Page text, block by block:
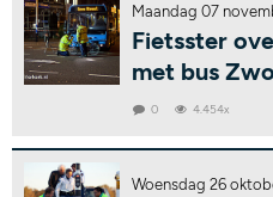
Maandag 07
Fietsster
met bus
0 4.454x
Woensdag 26